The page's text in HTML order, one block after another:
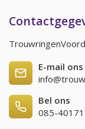
E-mail ons
Bel ons
085-